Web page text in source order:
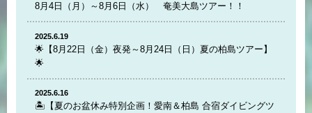
8月4日（月）～8月6日（水） 奄美大島ツアー！！
2025.6.19
🌟【8月22日（金）夜発～8月24日（日）夏の柏島ツアー】
🌟
2025.6.16
🏝️【夏のお盆休み特別企画！愛南＆柏島 合宿ダイビングツ